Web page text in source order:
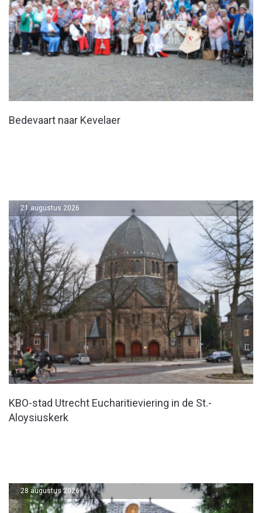
Bedevaart naar Kevelaer
KBO-stad Utrecht Eucharitieviering in de St.-
Aloysiuskerk
21 augustus 2026
28 augustus 2026